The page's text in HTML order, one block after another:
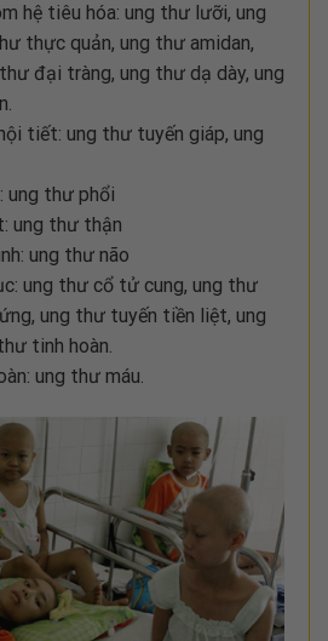
hệ tiêu hóa: ung thư lưỡi, ung
thực quản, ung thư amidan,
đại tràng, ung thư dạ dày, ung
tiết: ung thư tuyến giáp, ung
ung thư phổi
ung thư thận
ung thư não
ung thư cổ tử cung, ung thư
ung thư tuyến tiền liệt, ung
tinh hoàn.
ung thư máu.